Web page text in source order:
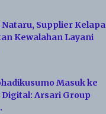
Supplier Kelapa
Kewalahan Layani
Masuk ke
Arsari Group